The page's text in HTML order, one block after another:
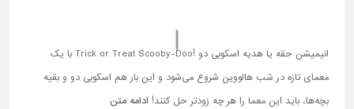
انیمیشن حقه یا هدیه اسکوبی دو !Trick or Treat Scooby-Doo با یک
معمای تازه در شب هالووین شروع می‌شود و این بار هم اسکوبی دو و بقیه
بچه‌ها، باید این معما را هر چه زودتر حل کنند! ادامه متن